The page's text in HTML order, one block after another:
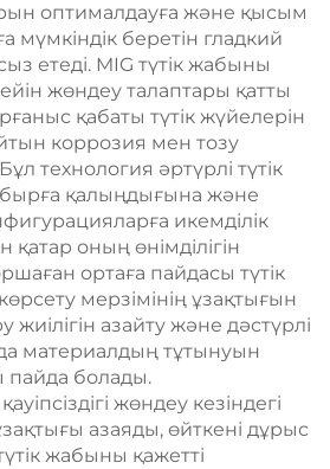
оптималдауға және қысым
мүмкіндік беретін гладкий
етеді. MIG түтік жабыны
жөндеу талаптары қатты
қабаты түтік жүйелерін
коррозия мен тозу
технология әртүрлі түтік
қалыңдығына және
икемділік
қатар оның өнімділігін
ортаға пайдасы түтік
мерзімінің ұзақтығын
жиілігін азайту және дәстүрлі
материалдың тұтынуын
пайда болады.
жөндеу кезіндегі
азаяды, өйткені дұрыс
жабыны қажетті